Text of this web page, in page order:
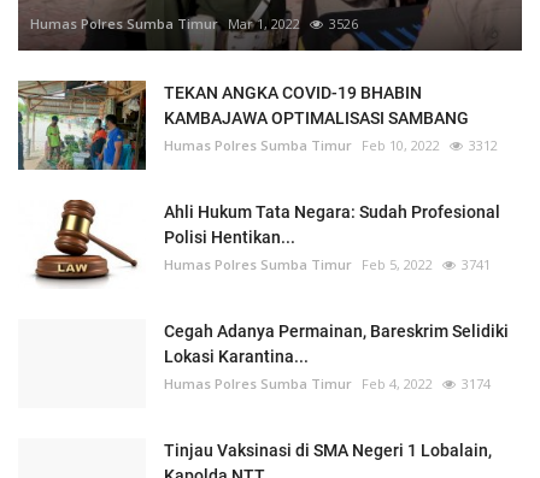
Humas Polres Sumba Timur Mar 1, 2022 3526
TEKAN ANGKA COVID-19 BHABIN
KAMBAJAWA OPTIMALISASI SAMBANG
Humas Polres Sumba Timur Feb 10, 2022 3312
Ahli Hukum Tata Negara: Sudah Profesional
Polisi Hentikan...
Humas Polres Sumba Timur Feb 5, 2022 3741
Cegah Adanya Permainan, Bareskrim Selidiki
Lokasi Karantina...
Humas Polres Sumba Timur Feb 4, 2022 3174
Tinjau Vaksinasi di SMA Negeri 1 Lobalain,